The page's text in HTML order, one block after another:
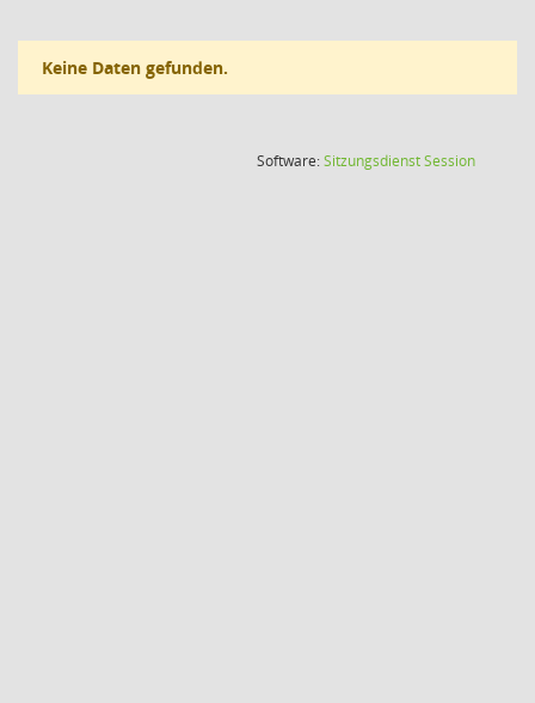
Keine Daten gefunden.
Software:SitzungsdienstSession(Wird in